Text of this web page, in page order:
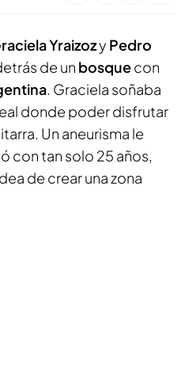
Yraizozy Pedro
de un bosquecon
. Graciela soñaba
donde poder disfrutar
Un aneurisma le
con tan solo 25 años,
de crear una zona